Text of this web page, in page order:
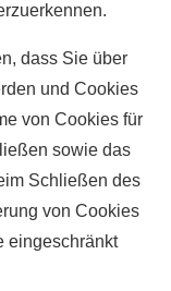
dass Sie über
und Cookies
von Cookies für
sowie das
Schließen des
von Cookies
eingeschränkt